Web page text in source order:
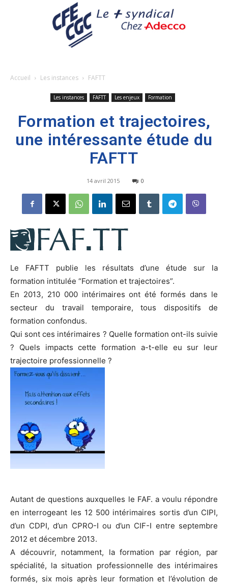
Accueil Les instances FAFTT
Les instances FAFTT Les enjeux Formation
Formation et trajectoires,
une intéressante étude du
FAFTT
14 avril 2015 0
Le FAFTT publie les résultats d’une étude sur la
formation intitulée “Formation et trajectoires”.
En 2013, 210 000 intérimaires ont été formés dans le
secteur du travail temporaire, tous dispositifs de
formation confondus.
Qui sont ces intérimaires ? Quelle formation ont-ils suivie
? Quels impacts cette formation a-t-elle eu sur leur
trajectoire professionnelle ?
Autant de questions auxquelles le FAF. a voulu répondre
en interrogeant les 12 500 intérimaires sortis d’un CIPI,
d’un CDPI, d’un CPRO-I ou d’un CIF-I entre septembre
2012 et décembre 2013.
A découvrir, notamment, la formation par région, par
spécialité, la situation professionnelle des intérimaires
formés, six mois après leur formation et l’évolution de